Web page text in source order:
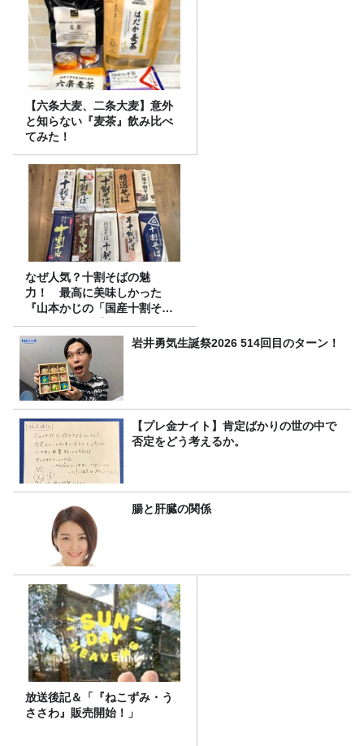
【六条大麦、二条大麦】意外
と知らない『麦茶』飲み比べ
てみた！
なぜ人気？十割そばの魅
力！ 最高に美味しかった
『山本かじの「国産十割そ
ば」』とは？【十割そば10種
食べ比べ】
岩井勇気生誕祭2026 514回目のターン！
【プレ金ナイト】肯定ばかりの世の中で
否定をどう考えるか。
腸と肝臓の関係
放送後記＆「『ねこずみ・う
ささわ』販売開始！」